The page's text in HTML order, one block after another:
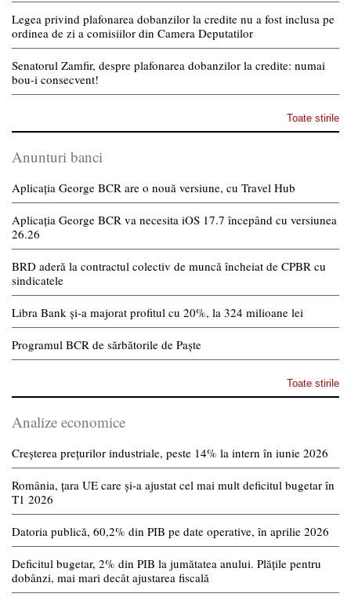
Legea privind plafonarea dobanzilor la credite nu a fost inclusa pe
ordinea de zi a comisiilor din Camera Deputatilor
Senatorul Zamfir, despre plafonarea dobanzilor la credite: numai
bou-i consecvent!
Toate stirile
Anunturi banci
Aplicația George BCR are o nouă versiune, cu Travel Hub
Aplicația George BCR va necesita iOS 17.7 începând cu versiunea
26.26
BRD aderă la contractul colectiv de muncă încheiat de CPBR cu
sindicatele
Libra Bank și-a majorat profitul cu 20%, la 324 milioane lei
Programul BCR de sărbătorile de Paște
Toate stirile
Analize economice
Creșterea prețurilor industriale, peste 14% la intern în iunie 2026
România, țara UE care și-a ajustat cel mai mult deficitul bugetar în
T1 2026
Datoria publică, 60,2% din PIB pe date operative, în aprilie 2026
Deficitul bugetar, 2% din PIB la jumătatea anului. Plățile pentru
dobânzi, mai mari decât ajustarea fiscală